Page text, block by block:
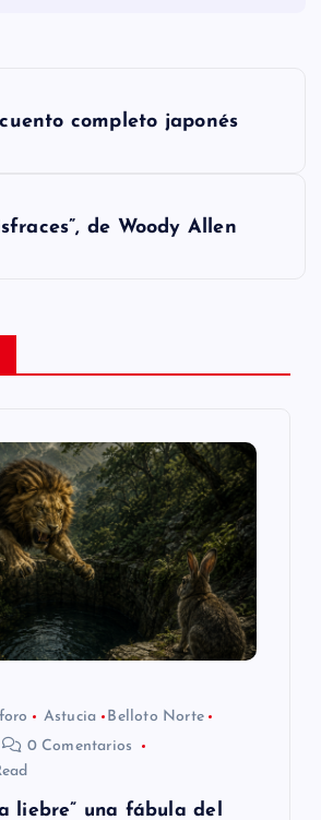
completo japonés
de Woody Allen
Astucia
Belloto Norte
0 Comentarios
liebre” una fábula del